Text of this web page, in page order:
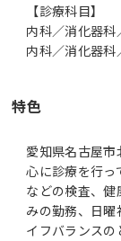
【診療科目】
内科／消化器科
内科／消化器科
特色
愛知県名古屋
心に診療を行っ
などの検査、健
みの勤務、日曜
イフバランスの